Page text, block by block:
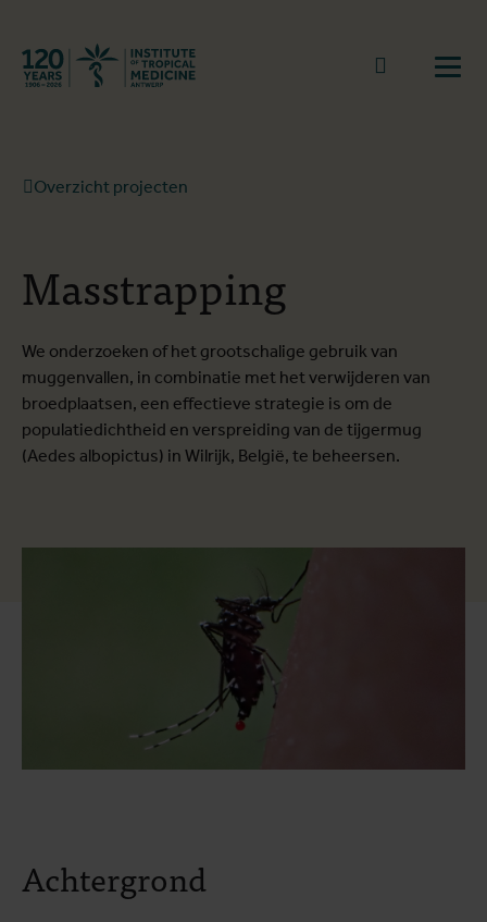
Terug naar start
Naar
Overzicht projecten
Masstrapping
We onderzoeken of het grootschalige gebruik van
muggenvallen, in combinatie met het verwijderen van
broedplaatsen, een effectieve strategie is om de
populatiedichtheid en verspreiding van de tijgermug
(Aedes albopictus) in Wilrijk, België, te beheersen.
Achtergrond